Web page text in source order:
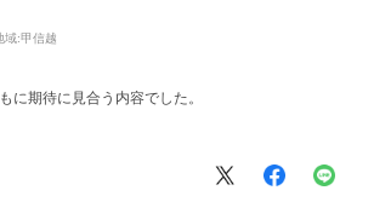
域:甲信越
期待に見合う内容でした。